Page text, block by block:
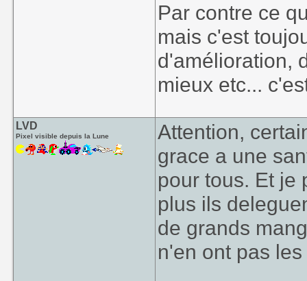
Par contre ce
mais c'est
d'amélioration,
mieux etc...
LVD
Pixel visible depuis la Lune
Attention,
grace a une
pour tous. Et je
plus ils
de grands
n'en ont pas